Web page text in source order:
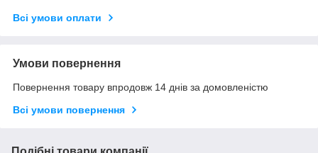
Всі умови оплати
Умови повернення
Повернення товару впродовж 14 днів за домовленістю
Всі умови повернення